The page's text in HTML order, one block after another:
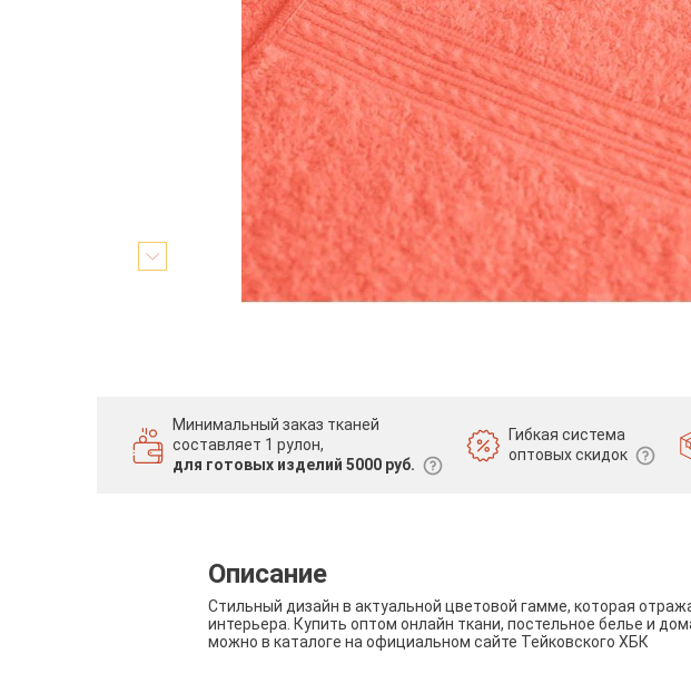
Минимальный заказ тканей
составляет 1 рулон,
для готовых изделий 5000 руб.
Гибкая система
оптовых скидок
Описание
Стильный дизайн в актуальной цветовой гамме, которая
интерьера. Купить оптом онлайн ткани, постельное белье и
можно в каталоге на официальном сайте Тейковского ХБК